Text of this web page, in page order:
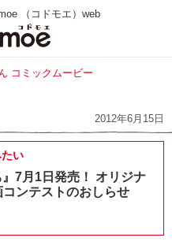
（コドモエ）web
コミックムービー
2012年6月15日
い
』7月1日発売！ オリジナ
ンテストのおしらせ